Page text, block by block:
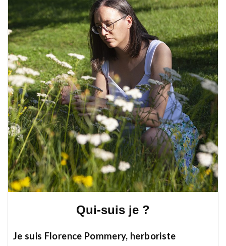
Qui-suis je ?
Je suis Florence Pommery, herboriste